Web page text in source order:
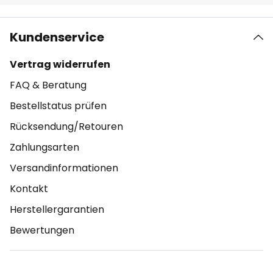
Kundenservice
Vertrag widerrufen
FAQ & Beratung
Bestellstatus prüfen
Rücksendung/Retouren
Zahlungsarten
Versandinformationen
Kontakt
Herstellergarantien
Bewertungen